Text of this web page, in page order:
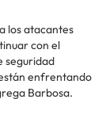
los atacantes
con el
seguridad
enfrentando
Barbosa.